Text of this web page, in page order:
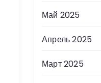
Май 2025
Апрель 2025
Март 2025